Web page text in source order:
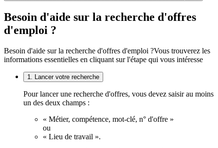
Besoin d'aide sur la recherche d'offres
d'emploi ?
Besoin d'aide sur la recherche d'offres d'emploi ?Vous trouverez les
informations essentielles en cliquant sur l'étape qui vous intéresse
1. Lancer votre recherche
Pour lancer une recherche d'offres, vous devez saisir au moins
un des deux champs :
« Métier, compétence, mot-clé, n° d'offre »
ou
« Lieu de travail ».